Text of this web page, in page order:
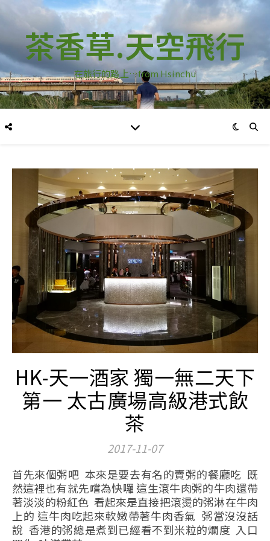
茶香草.天空飛行
在旅行的路上…from Hsinchu
HK-天一酒家 獨一無二天下
第一 太古廣場高級港式飲
茶
2017-11-07
首先來個粥吧 本來是要去有名的賣粥的餐廳吃 既
然這裡也有就先嚐為快囉 這生滾牛肉粥的牛肉還帶
著淡淡的粉紅色 看起來是直接把滾燙的粥淋在牛肉
上的 這牛肉吃起來軟嫩帶著牛肉香氣 粥當沒沒話
說 香港的粥總是煮到已經看不到米粒的爛度 入口